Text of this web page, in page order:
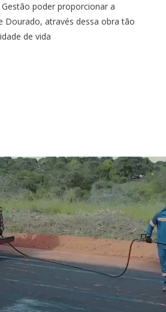
poder proporcionar a
Dourado, através dessa obra tão
de vida